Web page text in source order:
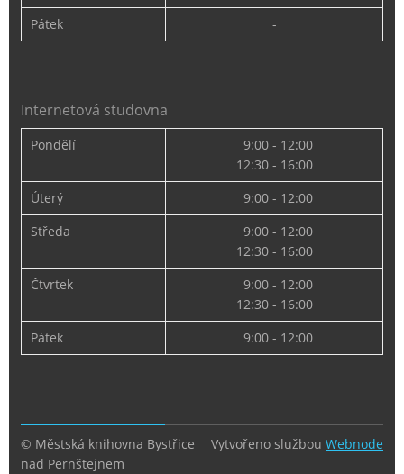
Pátek
-
Internetová studovna
Pondělí
9:00 - 12:00
12:30 - 16:00
Úterý
9:00 - 12:00
Středa
9:00 - 12:00
12:30 - 16:00
Čtvrtek
9:00 - 12:00
12:30 - 16:00
Pátek
9:00 - 12:00
© Městská knihovna Bystřice
nad Pernštejnem
Vytvořeno službou Webnode